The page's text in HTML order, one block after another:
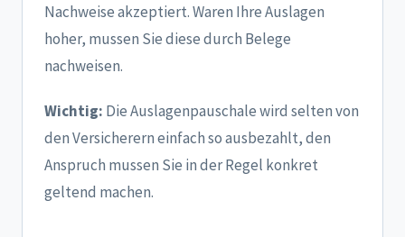
Nachweise akzeptiert. Waren Ihre Auslagen
hoher, mussen Sie diese durch Belege
nachweisen.
Wichtig: Die Auslagenpauschale wird selten von
den Versicherern einfach so ausbezahlt, den
Anspruch mussen Sie in der Regel konkret
geltend machen.